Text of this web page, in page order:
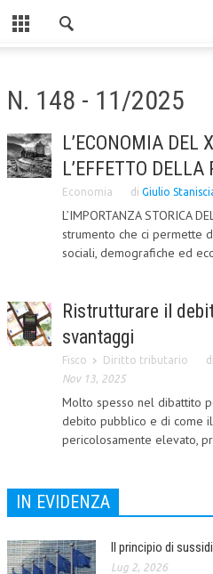
CHI SIAMO
MISSION
CENTRO STUDI
ATTO COSTITUTIVO E STATUTO
OBIETTIVI
DIREZIONE SCIENTIFICA
CORSI CE.S.E.D.
DIVENTA SOCIO
LA RIVISTA
N. 148 - 11/2025
L’ECONOMIA DEL
L’EFFETTO DELLA
Economia di Giulio
L’IMPORTANZA STORICA
strumento che ci permette
sociali, demografiche ed
Ristrutturare il
svantaggi
Fisco Diritto tributario di
Nov 13, 2025
Molto spesso nel dibattito
debito pubblico e di come
pericolosamente elevato,
IN EVIDENZA
Il principio di
Lug 2, 2026